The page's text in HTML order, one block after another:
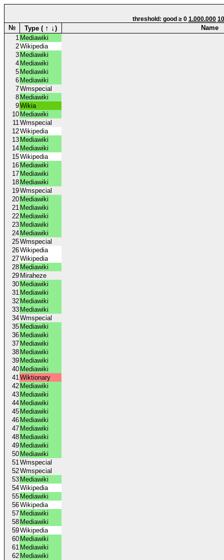
threshold: good ≥ 0 1.000.000
№ Type ( ↑ ↓)
Name
1 Mediawiki
2Wikipedia
3 Mediawiki
4 Mediawiki
5 Mediawiki
6 Mediawiki
7Wmspecial
8 Mediawiki
9Wikia
10 Mediawiki
11Wmspecial
12Wikipedia
13 Mediawiki
14 Mediawiki
15Wikipedia
16 Mediawiki
17 Mediawiki
18 Mediawiki
19Wmspecial
20 Mediawiki
21 Mediawiki
22 Mediawiki
23 Mediawiki
24 Mediawiki
25Wmspecial
26Wikipedia
27Wikipedia
28 Mediawiki
29 Miraheze
30 Mediawiki
31 Mediawiki
32 Mediawiki
33 Mediawiki
34Wmspecial
35 Mediawiki
36 Mediawiki
37 Mediawiki
38 Mediawiki
39 Mediawiki
40 Mediawiki
41Wiktionary
42 Mediawiki
43 Mediawiki
44 Mediawiki
45 Mediawiki
46 Mediawiki
47 Mediawiki
48 Mediawiki
49 Mediawiki
50 Mediawiki
51Wmspecial
52Wmspecial
53 Mediawiki
54Wikipedia
55 Mediawiki
56Wikipedia
57 Mediawiki
58 Mediawiki
59Wikipedia
60 Mediawiki
61 Mediawiki
62 Mediawiki